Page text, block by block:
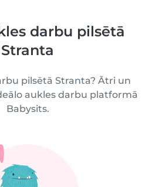
darbu pilsētā
Stranta
pilsētā Stranta? Ātri un
aukles darbu platformā
Babysits.